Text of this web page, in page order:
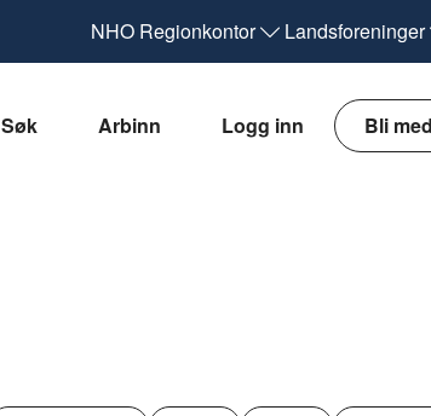
NHO Regionkontor Landsforeninger
Søk Arbinn Logg inn Bli